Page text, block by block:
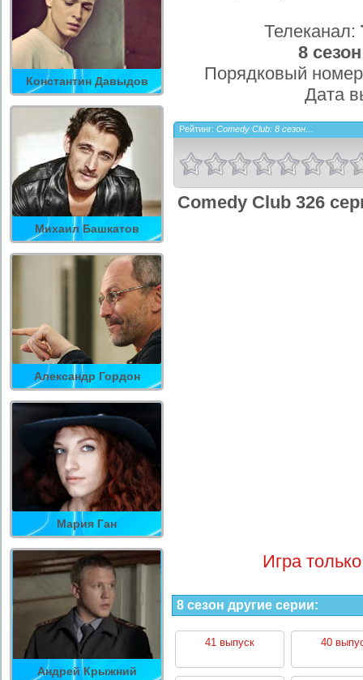
Константин Давыдов
Михаил Башкатов
Александр Гордон
Мария Ган
Андрей Крыжний
Телеканал:
8 сезон
Порядковый
Дата
Рейтинг: Comedy Club: 8 сезон...
Comedy Club 326
Игра
8 сезон другие серии:
41 выпуск 40